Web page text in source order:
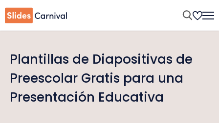
Plantillas de Diapositivas de
Preescolar Gratis para una
Presentación Educativa